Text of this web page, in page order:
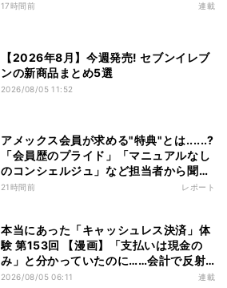
17時間前 連載
【2026年8月】今週発売! セブンイレブ
ンの新商品まとめ5選
2026/08/05 11:52
アメックス会員が求める"特典"とは......?
「会員歴のプライド」「マニュアルなし
のコンシェルジュ」など担当者から聞い
た"裏話"も
21時間前 レポート
本当にあった「キャッシュレス決済」体
験 第153回 【漫画】「支払いは現金の
み」と分かっていたのに……会計で反射
的に出してしまったものは
2026/08/05 06:11 連載